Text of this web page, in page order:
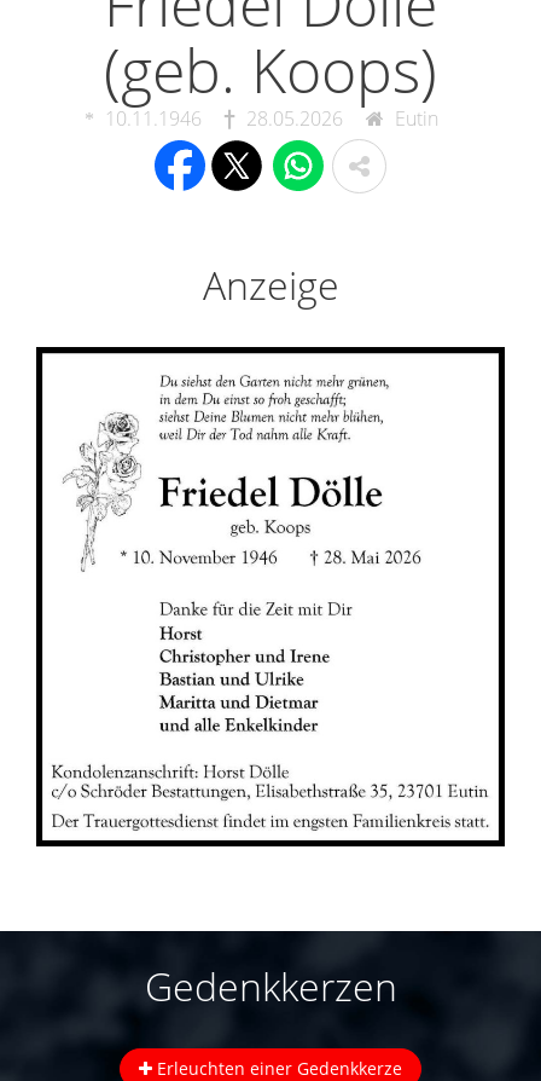
(geb. Koops)
10.11.1946 28.05.2026 Eutin
Anzeige
Gedenkkerzen
Erleuchten einer Gedenkkerze